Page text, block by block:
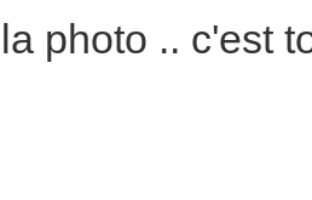
photo .. c'est